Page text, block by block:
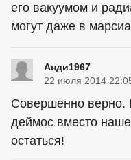
его вакуумом и
могут даже в
Анди1967
22 июля 2014
Совершенно верно.
деймос вместо
остаться!